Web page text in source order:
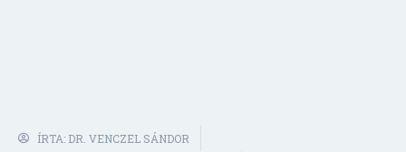
ÍRTA: DR. VENCZEL SÁNDOR